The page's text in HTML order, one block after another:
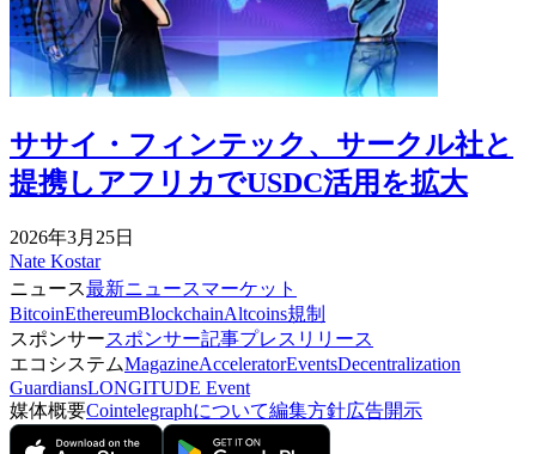
ササイ・フィンテック、サークル社と
提携しアフリカでUSDC活用を拡大
2026年3月25日
Nate Kostar
ニュース最新ニュースマーケット
BitcoinEthereumBlockchainAltcoins規制
スポンサースポンサー記事プレスリリース
エコシステムMagazineAcceleratorEventsDecentralization
GuardiansLONGITUDE Event
媒体概要Cointelegraphについて編集方針広告開示